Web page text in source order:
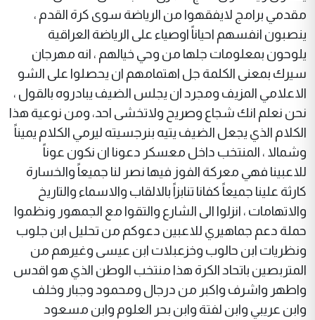
مقدمي برامج لايفقهوا من الرياضة سوى كرة القدم ،
ينصبون انفسهم احياناً اوصياء على الرياضة العراقية
يلوحون بمعلومات جلها من وحي خيالهم ، انه مهرجان
سيرك بمعنى الكلمة جل اهتمامهم ان يحصلوا على الشو
الاعلامي المزيف ومجرد ان يجلس الضيف يبادروه بالقول ،
نحن نعلم انك شجاع وصريح ولاتخشى احد، ومن نوعية هذا
الكلام الذي يجعل الضيف يتيه بنرجسيته ليرمي الكلام يميناً
وشمالا ، المنتخب داخل معسكر دعونا ان نكون عوناً
للاعبينا فهي معركة الفوز فيها نصر لنا جميعاً والخسارة
كارثة علينا جميعاً كفانا تنابزاً بالالقاب والاسماء والتاريخ
والاتهامات ، انزلوا الى الشارع والتقوا مع الجمهور ونظموا
حملة دعم جماهيري للاعبين دعوكم من تحليل ابن جلوب
ونظريات ابن حالوب وخزعبلات ابن عيسى وغيرهم من
المتربصين باتحاد الكرة هذا منتخب الوطن الذي هو اقدس
واطهر واشرف واكبر من درجال ومحمود وجبار وخلف
وابن عريبي وابن لفتة وابن بحر العلوم وابن مسعود